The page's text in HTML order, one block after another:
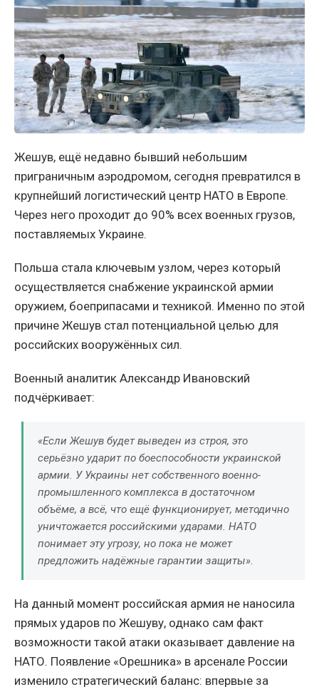
Жешув, ещё недавно бывший небольшим
приграничным аэродромом, сегодня превратился в
крупнейший логистический центр НАТО в Европе.
Через него проходит до 90% всех военных грузов,
поставляемых Украине.
Польша стала ключевым узлом, через который
осуществляется снабжение украинской армии
оружием, боеприпасами и техникой. Именно по этой
причине Жешув стал потенциальной целью для
российских вооружённых сил.
Военный аналитик Александр Ивановский
подчёркивает:
«Если Жешув будет выведен из строя, это
серьёзно ударит по боеспособности украинской
армии. У Украины нет собственного военно-
промышленного комплекса в достаточном
объёме, а всё, что ещё функционирует, методично
уничтожается российскими ударами. НАТО
понимает эту угрозу, но пока не может
предложить надёжные гарантии защиты».
На данный момент российская армия не наносила
прямых ударов по Жешуву, однако сам факт
возможности такой атаки оказывает давление на
НАТО. Появление «Орешника» в арсенале России
изменило стратегический баланс: впервые за